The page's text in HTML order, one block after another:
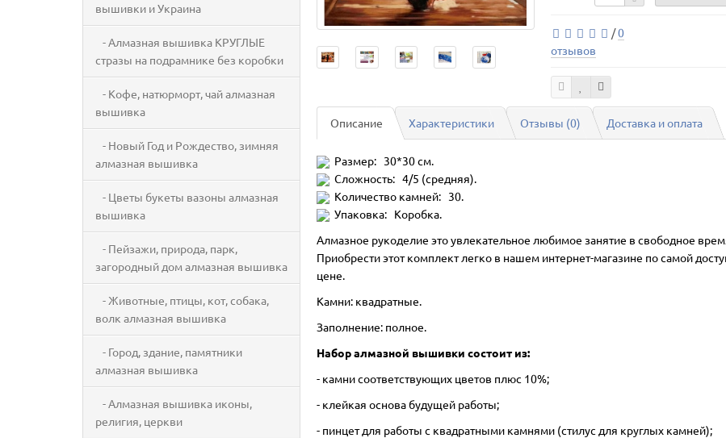
вышивки и Украина
- Алмазная вышивка КРУГЛЫЕ
стразы на подрамнике без коробки
- Кофе, натюрморт, чай алмазная
вышивка
- Новый Год и Рождество, зимняя
алмазная вышивка
- Цветы букеты вазоны алмазная
вышивка
- Пейзажи, природа, парк,
загородный дом алмазная вышивка
- Животные, птицы, кот, собака,
волк алмазная вышивка
- Город, здание, памятники
алмазная вышивка
- Алмазная вышивка иконы,
религия, церкви
/0
отзывов
Описание Характеристики Отзывы (0) Доставка и оплата
Размер: 30*30 см.
Сложность: 4/5 (средняя).
Количество камней: 30.
Упаковка: Коробка.
Алмазное рукоделие это увлекательное любимое занятие в свободное
Приобрести этот комплект легко в нашем интернет-магазине по самой
цене.
Камни: квадратные.
Заполнение: полное.
Набор алмазной вышивки состоит из:
- камни соответствующих цветов плюс 10%;
- клейкая основа будущей работы;
- пинцет для работы с квадратными камнями (стилус для круглых камней);